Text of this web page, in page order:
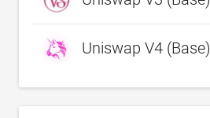
Uniswap V4 (Base)